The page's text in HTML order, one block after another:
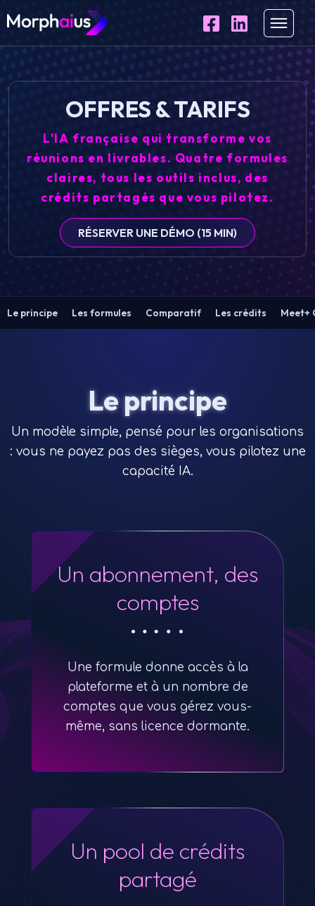
OFFRES & TARIFS
L'IA française qui transforme vos
réunions en livrables. Quatre formules
claires, tous les outils inclus, des
crédits partagés que vous pilotez.
RÉSERVER UNE DÉMO (15 MIN)
Le principe Les formules Comparatif Les crédits Meet+
Le principe
Un modèle simple, pensé pour les organisations
: vous ne payez pas des sièges, vous pilotez une
capacité IA.
Un abonnement, des
comptes
Une formule donne accès à la
plateforme et à un nombre de
comptes que vous gérez vous-
même, sans licence dormante.
Un pool de crédits
partagé